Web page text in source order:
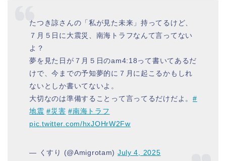
たつき諒さんの「私が見た未来」持ってるけど、
７月５日に大震災、南海トラフなんて言ってない
よ？
夢を見た日が７月５日のam4:18って書いてあるだ
けで、今までの予知夢的に７月に起こるかもしれ
ないとしか書いてないよ。
大切なのは準備することって言ってるだけだよ。#
地震 #災害 #南海トラフ
pic.twitter.com/hxJOHrW2Fw
— くすり (@Amigrotam) July 4, 2025